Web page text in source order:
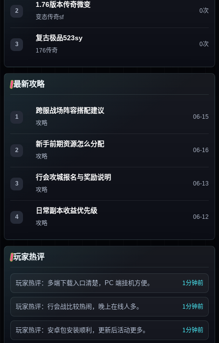
2
1.76版本传奇微变
变态传奇sf
0次
3
复古极品523sy
176传奇
0次
最新攻略
1
跨服战场阵容搭配建议
攻略
06-15
2
新手前期资源怎么分配
攻略
06-16
3
行会攻城报名与奖励说明
攻略
06-13
4
日常副本收益优先级
攻略
06-12
玩家热评
玩家热评：多端下载入口清楚，PC 端挂机方便。 1分钟前
玩家热评：行会战比较热闹，晚上在线人多。 1分钟前
玩家热评：安卓包安装顺利，更新后活动更多。 1分钟前